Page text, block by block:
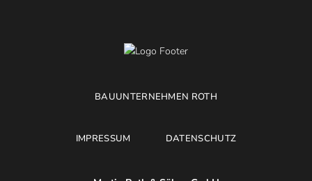
BAUUNTERNEHMEN ROTH
IMPRESSUM DATENSCHUTZ